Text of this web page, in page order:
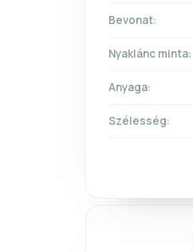
Bevonat:
Nyaklánc minta:
Anyaga:
Szélesség: